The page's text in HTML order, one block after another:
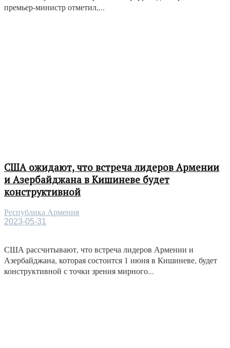
премьер-министр отметил,...
США ожидают, что встреча лидеров Армении
и Азербайджана в Кишиневе будет
конструктивной
Республика Армения
2023-05-31
США рассчитывают, что встреча лидеров Армении и
Азербайджана, которая состоится 1 июня в Кишиневе, будет
конструктивной с точки зрения мирного...